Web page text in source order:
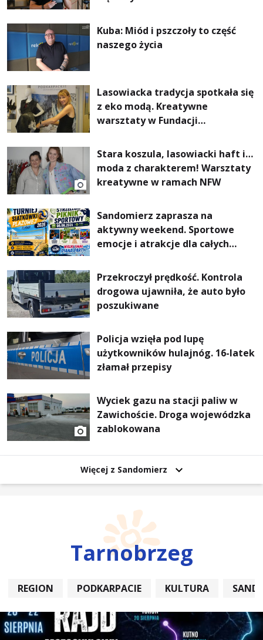
Kuba: Miód i pszczoły to część
naszego życia
Lasowiacka tradycja spotkała się
z eko modą. Kreatywne
warsztaty w Fundacji
Stara koszula, lasowiacki haft i…
moda z charakterem! Warsztaty
kreatywne w ramach NFW
Sandomierz zaprasza na
aktywny weekend. Sportowe
emocje i atrakcje dla całych
Przekroczył prędkość. Kontrola
drogowa ujawniła, że auto było
poszukiwane
Policja wzięła pod lupę
użytkowników hulajnóg. 16-latek
złamał przepisy
Wyciek gazu na stacji paliw w
Zawichoście. Droga wojewódzka
zablokowana
Więcej z Sandomierz
Tarnobrzeg
REGION PODKARPACIE KULTURA